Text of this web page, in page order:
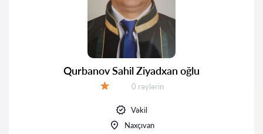
Qurbanov Sahil Ziyadxan oğlu
Rəylər:
0 rəylərin
Vəkil
Naxçıvan